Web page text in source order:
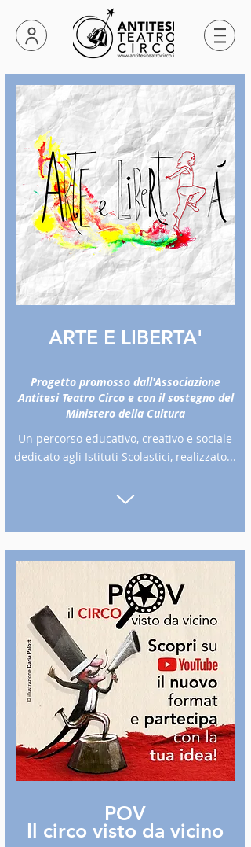
ARTE E LIBERTA'
Progetto promosso dall'Associazione
Antitesi Teatro Circo e con il sostegno del
Ministero della Cultura
Un percorso educativo, creativo e sociale
dedicato agli Istituti Scolastici, realizzato...
POV
Il circo visto da vicino